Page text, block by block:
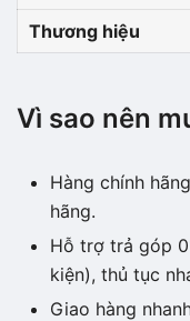
Thương hiệu
Vì sao nên
Hàng chính
hãng.
Hỗ trợ trả góp
kiện), thủ tục
Giao hàng